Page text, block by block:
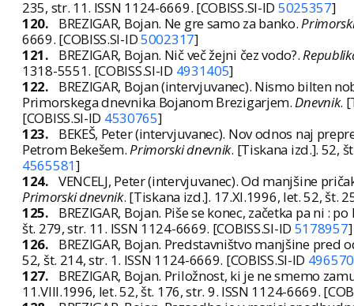
235, str. 11. ISSN 1124-6669. [COBISS.SI-ID 5025357]
120.
BREZIGAR, Bojan. Ne gre samo za banko.
6669. [COBISS.SI-ID5002317]
121.
BREZIGAR, Bojan. Nič več žejni čez vodo?.
1318-5551. [COBISS.SI-ID 4931405]
122.
BREZIGAR, Bojan (intervjuvanec). Nismo bilten
Primorskega dnevnika Bojanom Brezigarjem.Dnevnik.
[COBISS.SI-ID 4530765]
123.
BEKEŠ, Peter (intervjuvanec). Nov odnos naj
Petrom Bekešem.Primorski dnevnik. [Tiskana izd.]. 52,
4565581]
124. VENCELJ, Peter (intervjuvanec). Od manjšine
Primorski dnevnik. [Tiskana izd.]. 17.XI.1996, let. 52, št.
125.
BREZIGAR, Bojan. Piše se konec, začetka pa ni :
št. 279, str. 11. ISSN 1124-6669. [COBISS.SI-ID 5178957]
126.
BREZIGAR, Bojan. Predstavništvo manjšine pred
52, št. 214, str. 1. ISSN 1124-6669. [COBISS.SI-ID
127.
BREZIGAR, Bojan. Priložnost, ki je ne smemo
11.VIII.1996, let. 52, št. 176, str. 9. ISSN 1124-6669.